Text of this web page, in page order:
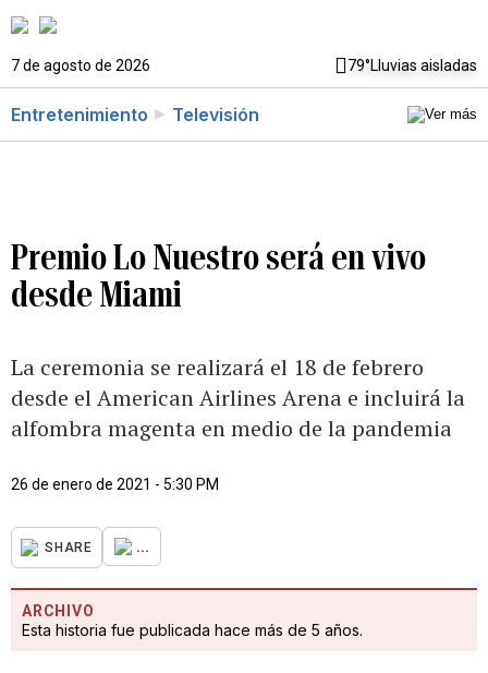
7 de agosto de 2026 79°Lluvias aisladas
Entretenimiento Televisión
Premio Lo Nuestro será en vivo
desde Miami
La ceremonia se realizará el 18 de febrero
desde el American Airlines Arena e incluirá la
alfombra magenta en medio de la pandemia
26 de enero de 2021 - 5:30 PM
SHARE ...
ARCHIVO
Esta historia fue publicada hace más de 5 años.